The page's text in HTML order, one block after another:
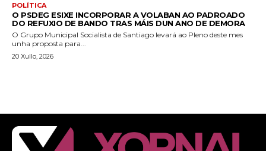
POLÍTICA
O PSDEG ESIXE INCORPORAR A VOLABAN AO PADROADO
DO REFUXIO DE BANDO TRAS MÁIS DUN ANO DE DEMORA
O Grupo Municipal Socialista de Santiago levará ao Pleno deste mes
unha proposta para...
20 Xullo, 2026